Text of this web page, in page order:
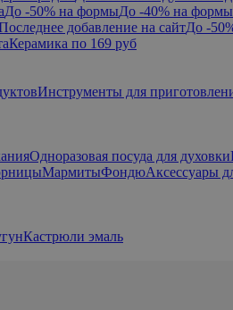
До -50% на формыДо -40% на формы
добавление на сайтДо -
Керамика по 169 руб
Инструменты для
Одноразовая посуда для духовки
МармитыФондюАксессуары
Кастрюли эмаль